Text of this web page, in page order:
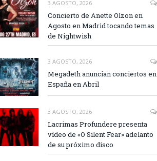
3 AGOSTO, 2026
Concierto de Anette Olzon en
Agosto en Madrid tocando temas
de Nightwish
3 AGOSTO, 2026
Megadeth anuncian conciertos en
España en Abril
3 AGOSTO, 2026
Lacrimas Profundere presenta
vídeo de «O Silent Fear» adelanto
de su próximo disco